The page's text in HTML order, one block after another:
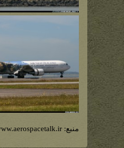
منبع: www.aerospacetalk.ir